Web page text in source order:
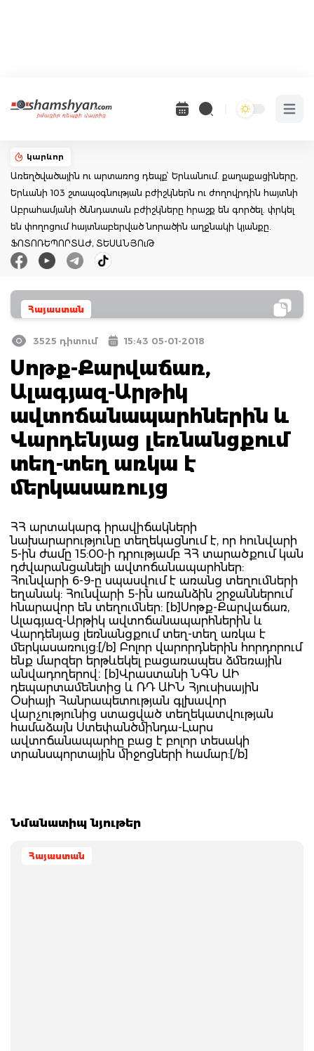
Open
կարևոր
Առեղծվածային ու արտառոց դեպք՝ Երևանում. քաղաքացիները,
Երևանի 103 շտապօգնության բժիշկներն ու ժողովրդին հայտնի
Աբրահամյանի ծննդատան բժիշկները հրաշք են գործել. փրկել
են փողոցում հայտնաբերված նորածին աղջնակի կյանքը.
ՖՈՏՈՌԵՊՈՐՏԱԺ, ՏԵՍԱՆՅՈւԹ
Հայաստան
3525 դիտում 15:43 05-01-2018
Սոթք-Քարվաճառ,
Ալագյազ-Արթիկ
ավտոճանապարհներին և
Վարդենյաց լեռնանցքում
տեղ-տեղ առկա է
մերկասառույց
ՀՀ արտակարգ իրավիճակների
նախարարությունը տեղեկացնում է, որ հունվարի
5-ին ժամը 15:00-ի դրությամբ ՀՀ տարածքում կան
դժվարանցանելի ավտոճանապարհներ:
Հունվարի 6-9-ը սպասվում է առանց տեղումների
եղանակ: Հունվարի 5-ին առանձին շրջաններում
հնարավոր են տեղումներ: [b]Սոթք-Քարվաճառ,
Ալագյազ-Արթիկ ավտոճանապարհներին և
Վարդենյաց լեռնանցքում տեղ-տեղ առկա է
մերկասառույց:[/b] Բոլոր վարորդներին հորդորում
ենք մարզեր երթևեկել բացառապես ձմեռային
անվադողերով։ [b]Վրաստանի ՆԳՆ ԱԻ
դեպարտամենտից և ՌԴ ԱԻՆ Հյուսիսային
Օսիայի Հանրապետության գլխավոր
վարչությունից ստացված տեղեկատվության
համաձայն Ստեփանծմինդա-Լարս
ավտոճանապարհը բաց է բոլոր տեսակի
տրանսպորտային միջոցների համար:[/b]
Նմանատիպ նյութեր
Հայաստան